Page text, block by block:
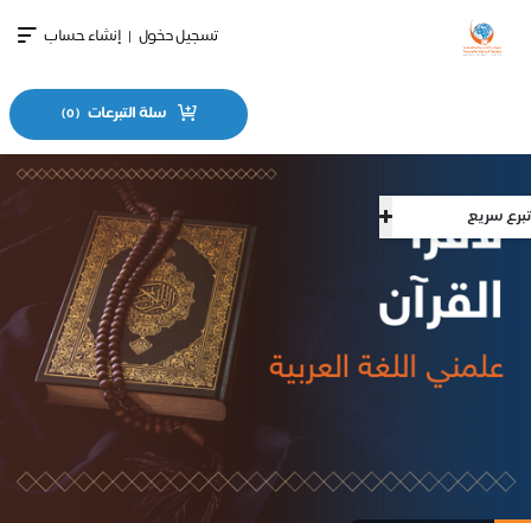
تبرع سريع
تسجيل دخول | إنشاء حساب
سلة التبرعات (
0
)